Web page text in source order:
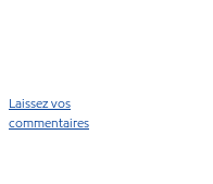
Laissez vos
commentaires